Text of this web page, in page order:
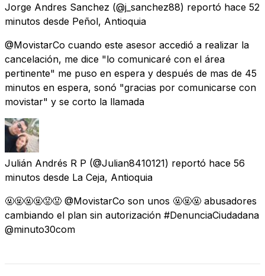
Jorge Andres Sanchez (@j_sanchez88) reportó hace 52
minutos desde Peñol, Antioquia
@MovistarCo cuando este asesor accedió a realizar la
cancelación, me dice "lo comunicaré con el área
pertinente" me puso en espera y después de mas de 45
minutos en espera, sonó "gracias por comunicarse con
movistar" y se corto la llamada
Julián Andrés R P (@Julian8410121) reportó hace 56
minutos desde La Ceja, Antioquia
🤬🤬🤬🤬😡😡 @MovistarCo son unos 🤬🤬🤬 abusadores
cambiando el plan sin autorización #DenunciaCiudadana
@minuto30com